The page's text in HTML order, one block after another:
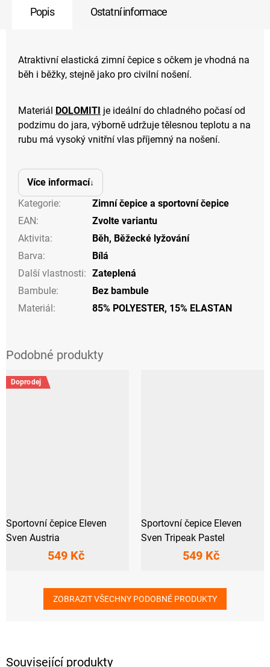
Související produkty
Popis Ostatní informace
Atraktivní elastická zimní čepice s očkem je vhodná na
běh i běžky, stejně jako pro civilní nošení.
Materiál DOLOMITI je ideální do chladného počasí od
podzimu do jara, výborně udržuje tělesnou teplotu a na
rubu má vysoký vnitřní vlas příjemný na nošení.
Více informací
Kategorie:
Zimní čepice a sportovní čepice
EAN:
Zvolte variantu
Aktivita: Běh, Běžecké lyžování
Barva:
Bílá
Další vlastnosti: Zateplená
Bambule:
Bez bambule
Materiál: 85% POLYESTER, 15% ELASTAN
Doprodej
Sportovní čepice Eleven
Sven Austria
549 Kč
Sportovní čepice Eleven
Sven Tripeak Pastel
549 Kč
ZOBRAZIT VŠECHNY PODOBNÉ PRODUKTY